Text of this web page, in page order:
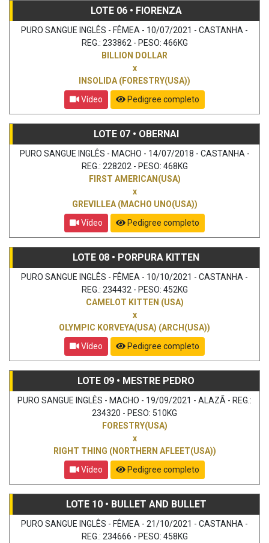
LOTE 06 • FIORENZA
PURO SANGUE INGLÊS - FÊMEA - 10/07/2021 - CASTANHA -
REG.: 233862 - PESO: 466KG
BILLION DOLLAR
x
INSOLIDA (FORESTRY(USA))
Vídeo
Pedigree completo
LOTE 07 • OBERNAI
PURO SANGUE INGLÊS - MACHO - 14/07/2018 - CASTANHA -
REG.: 228202 - PESO: 468KG
FIRST AMERICAN(USA)
x
GREVILLEA (MACHO UNO(USA))
Vídeo
Pedigree completo
LOTE 08 • PORPURA KITTEN
PURO SANGUE INGLÊS - FÊMEA - 10/10/2021 - CASTANHA -
REG.: 234432 - PESO: 452KG
CAMELOT KITTEN (USA)
x
OLYMPIC KORVEYA(USA) (ARCH(USA))
Vídeo
Pedigree completo
LOTE 09 • MESTRE PEDRO
PURO SANGUE INGLÊS - MACHO - 19/09/2021 - ALAZÃ - REG.:
234320 - PESO: 510KG
FORESTRY(USA)
x
RIGHT THING (NORTHERN AFLEET(USA))
Vídeo
Pedigree completo
LOTE 10 • BULLET AND BULLET
PURO SANGUE INGLÊS - FÊMEA - 21/10/2021 - CASTANHA -
REG.: 234666 - PESO: 458KG